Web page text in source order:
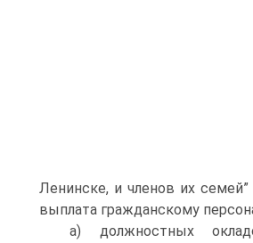
Ленинске, и членов их
выплата гражданскому
а) должностных